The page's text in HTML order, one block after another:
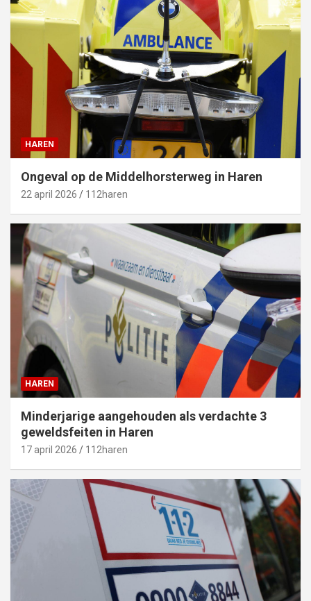
HAREN
Ongeval op de Middelhorsterweg in Haren
22 april 2026 112haren
HAREN
Minderjarige aangehouden als verdachte 3
geweldsfeiten in Haren
17 april 2026 112haren